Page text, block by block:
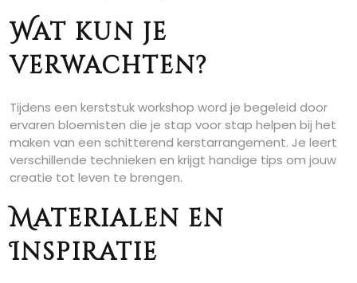
Wat kun je
verwachten?
Tijdens een kerststuk workshop word je begeleid door
ervaren bloemisten die je stap voor stap helpen bij het
maken van een schitterend kerstarrangement. Je leert
verschillende technieken en krijgt handige tips om jouw
creatie tot leven te brengen.
Materialen en
Inspiratie